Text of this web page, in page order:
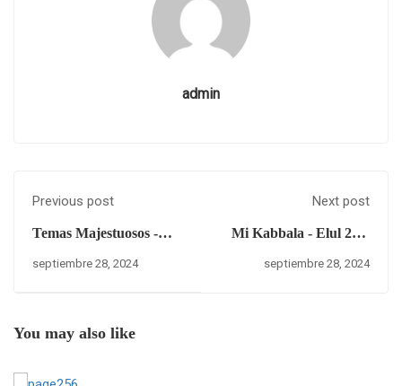
admin
Previous post
Temas Majestuosos -
Episodio CXVI - Profe...
septiembre 28, 2024
Next post
Mi Kabbala - Elul 25 –
sábado 28 de septiembre
septiembre 28, 2024
You may also like